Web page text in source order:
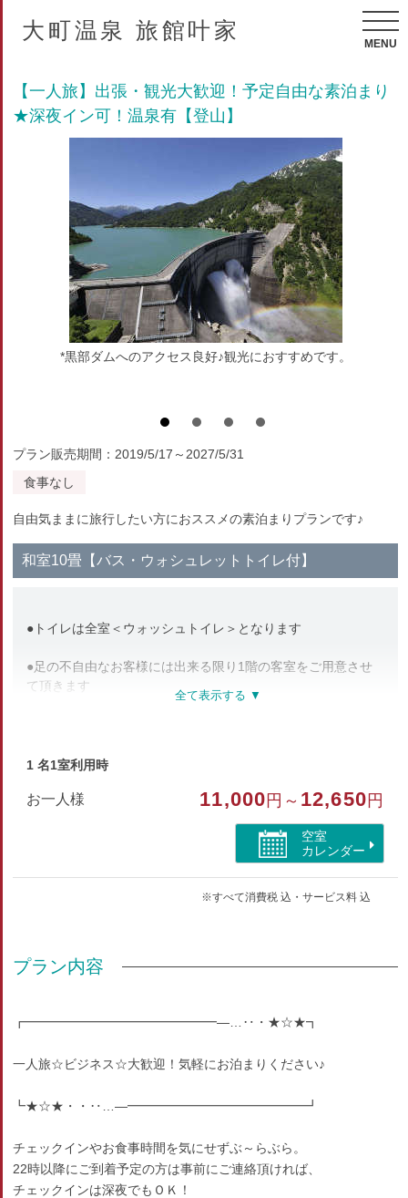
大町温泉 旅館叶家
MENU
【一人旅】出張・観光大歓迎！予定自由な素泊まり
★深夜イン可！温泉有【登山】
*黒部ダムへのアクセス良好♪観光におすすめです。
プラン販売期間：2019/5/17～2027/5/31
食事なし
自由気ままに旅行したい方におススメの素泊まりプランです♪
和室10畳【バス・ウォシュレットトイレ付】
●トイレは全室＜ウォッシュトイレ＞となります
●足の不自由なお客様には出来る限り1階の客室をご用意させ
て頂きます
ご希望がございましたら事前にお知らせくださいませ
付トイレ
1 名1室利用時
お一人様 11,000 円～ 12,650 円
空室
カレンダー
※すべて消費税 込・サービス料 込
プラン内容
┏━━━━━━━━━━━━━━━―…‥・★☆★┓
一人旅☆ビジネス☆大歓迎！気軽にお泊まりください♪
┗★☆★・・‥…―━━━━━━━━━━━━━━┛
チェックインやお食事時間を気にせずぶ～らぶら。
22時以降にご到着予定の方は事前にご連絡頂ければ、
チェックインは深夜でもＯＫ！